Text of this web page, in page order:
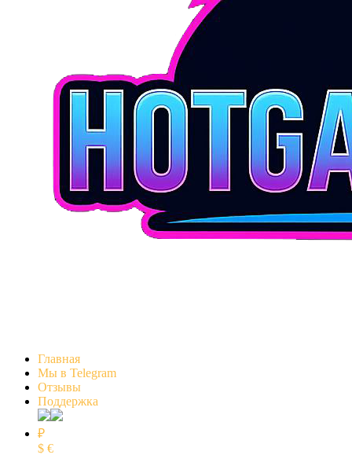
Главная
Мы в Telegram
Отзывы
Поддержка
₽
$ €